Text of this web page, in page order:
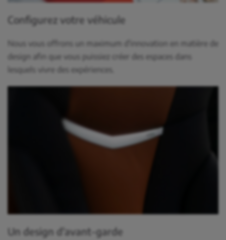
Configurez votre véhicule
Nous vous offrons un maximum d'innovation en matière de
design afin que vous puissiez créer des espaces dans
lesquels vivre des expériences.
Un design d'avant-garde